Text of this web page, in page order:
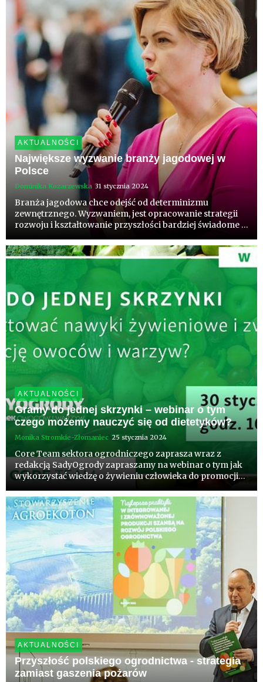
zmiany w publikowaniu pols...
AKTUALNOŚCI
Największe wyzwanie branży jagodowej w
Polsce
Dominika Kozarzewska 31 stycznia 2024
Branża jagodowa chce odejść od determinizmu
zewnętrznego. Wyzwaniem, jest opracowanie strategii
rozwoju i kształtowanie przyszłości bardziej świadome i
producenta - strategia w miejsce gaszenia pożarów.
Różnice w podejściu duży...
AKTUALNOŚCI
Gramy do jednej skrzynki – webinar o tym
czego możemy nauczyć się od dietetyków?
Monika Stromkie-Złomaniec 25 stycznia 2024
Core Team sektora ogrodniczego zaprasza wraz z
redakcją SadyOgrody zapraszamy na webinar o tym jak
wykorzystać wiedzę o żywieniu człowieka do promocji
owoców i warzyw w codziennym odżywianiu? Jak
współpracować z dietetykami ...
AKTUALNOŚCI
Przyszłość polskiego ogrodnictwa - strategia
zamiast gaszenia pożarów